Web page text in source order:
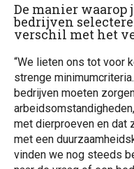
De manier waarop
bedrijven
verschil met het
“We lieten ons tot voor
strenge
bedrijven moeten
met dierproeven en dat
met een
vinden we nog steeds